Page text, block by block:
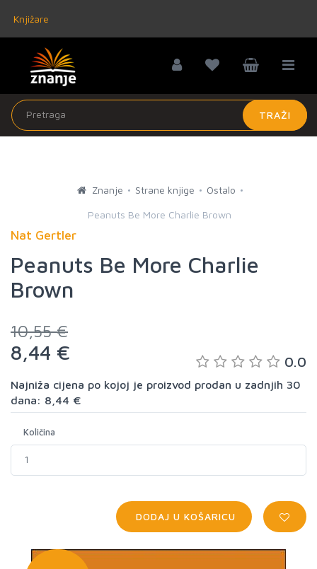
Knjižare
TRAŽI
Znanje Strane knjige Ostalo
Peanuts Be More Charlie Brown
Nat Gertler
Peanuts Be More Charlie
Brown
10,55 €
8,44 € 0.0
Najniža cijena po kojoj je proizvod prodan u zadnjih 30
dana: 8,44 €
Količina
DODAJ U KOŠARICU